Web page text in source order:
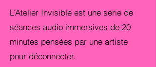
L’Atelier Invisible est une série de
séances audio immersives de 20
minutes pensées par une artiste
pour déconnecter.